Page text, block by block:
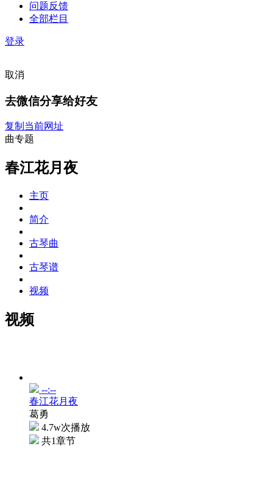
问题反馈
全部栏目
登录
取消
去微信分享给好友
复制当前网址
曲专题
春江花月夜
主页
简介
古琴曲
古琴谱
视频
视频
--:--
春江花月夜
葛勇
4.7w次播放
共1章节